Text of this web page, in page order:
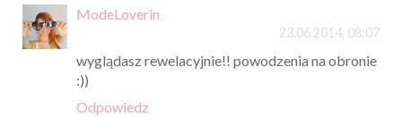
ModeLoverin
23.06.2014, 08:07
wyglądasz rewelacyjnie!! powodzenia na obronie
:))
Odpowiedz